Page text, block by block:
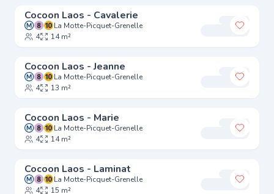
Cocoon Laos - Cavalerie
La Motte-Picquet-Grenelle
4
14 m²
Cocoon Laos - Jeanne
La Motte-Picquet-Grenelle
4
13 m²
Cocoon Laos - Marie
La Motte-Picquet-Grenelle
4
14 m²
Cocoon Laos - Laminat
La Motte-Picquet-Grenelle
4
15 m²